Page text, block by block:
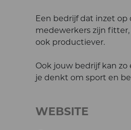
Een bedrijf dat inzet
medewerkers zijn fitter,
ook productiever.
Ook jouw bedrijf kan
je denkt om sport en
WEBSITE